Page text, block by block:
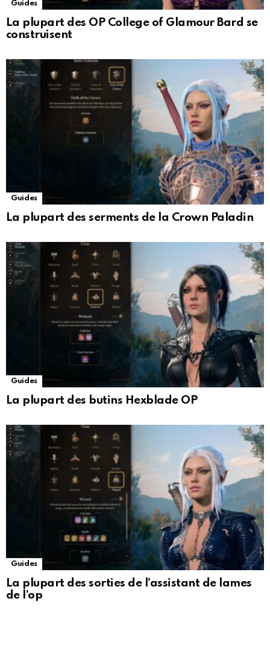
Guides
La plupart des OP College of Glamour Bard se
construisent
Guides
La plupart des serments de la Crown Paladin
Guides
La plupart des butins Hexblade OP
Guides
La plupart des sorties de l’assistant de lames
de l’op